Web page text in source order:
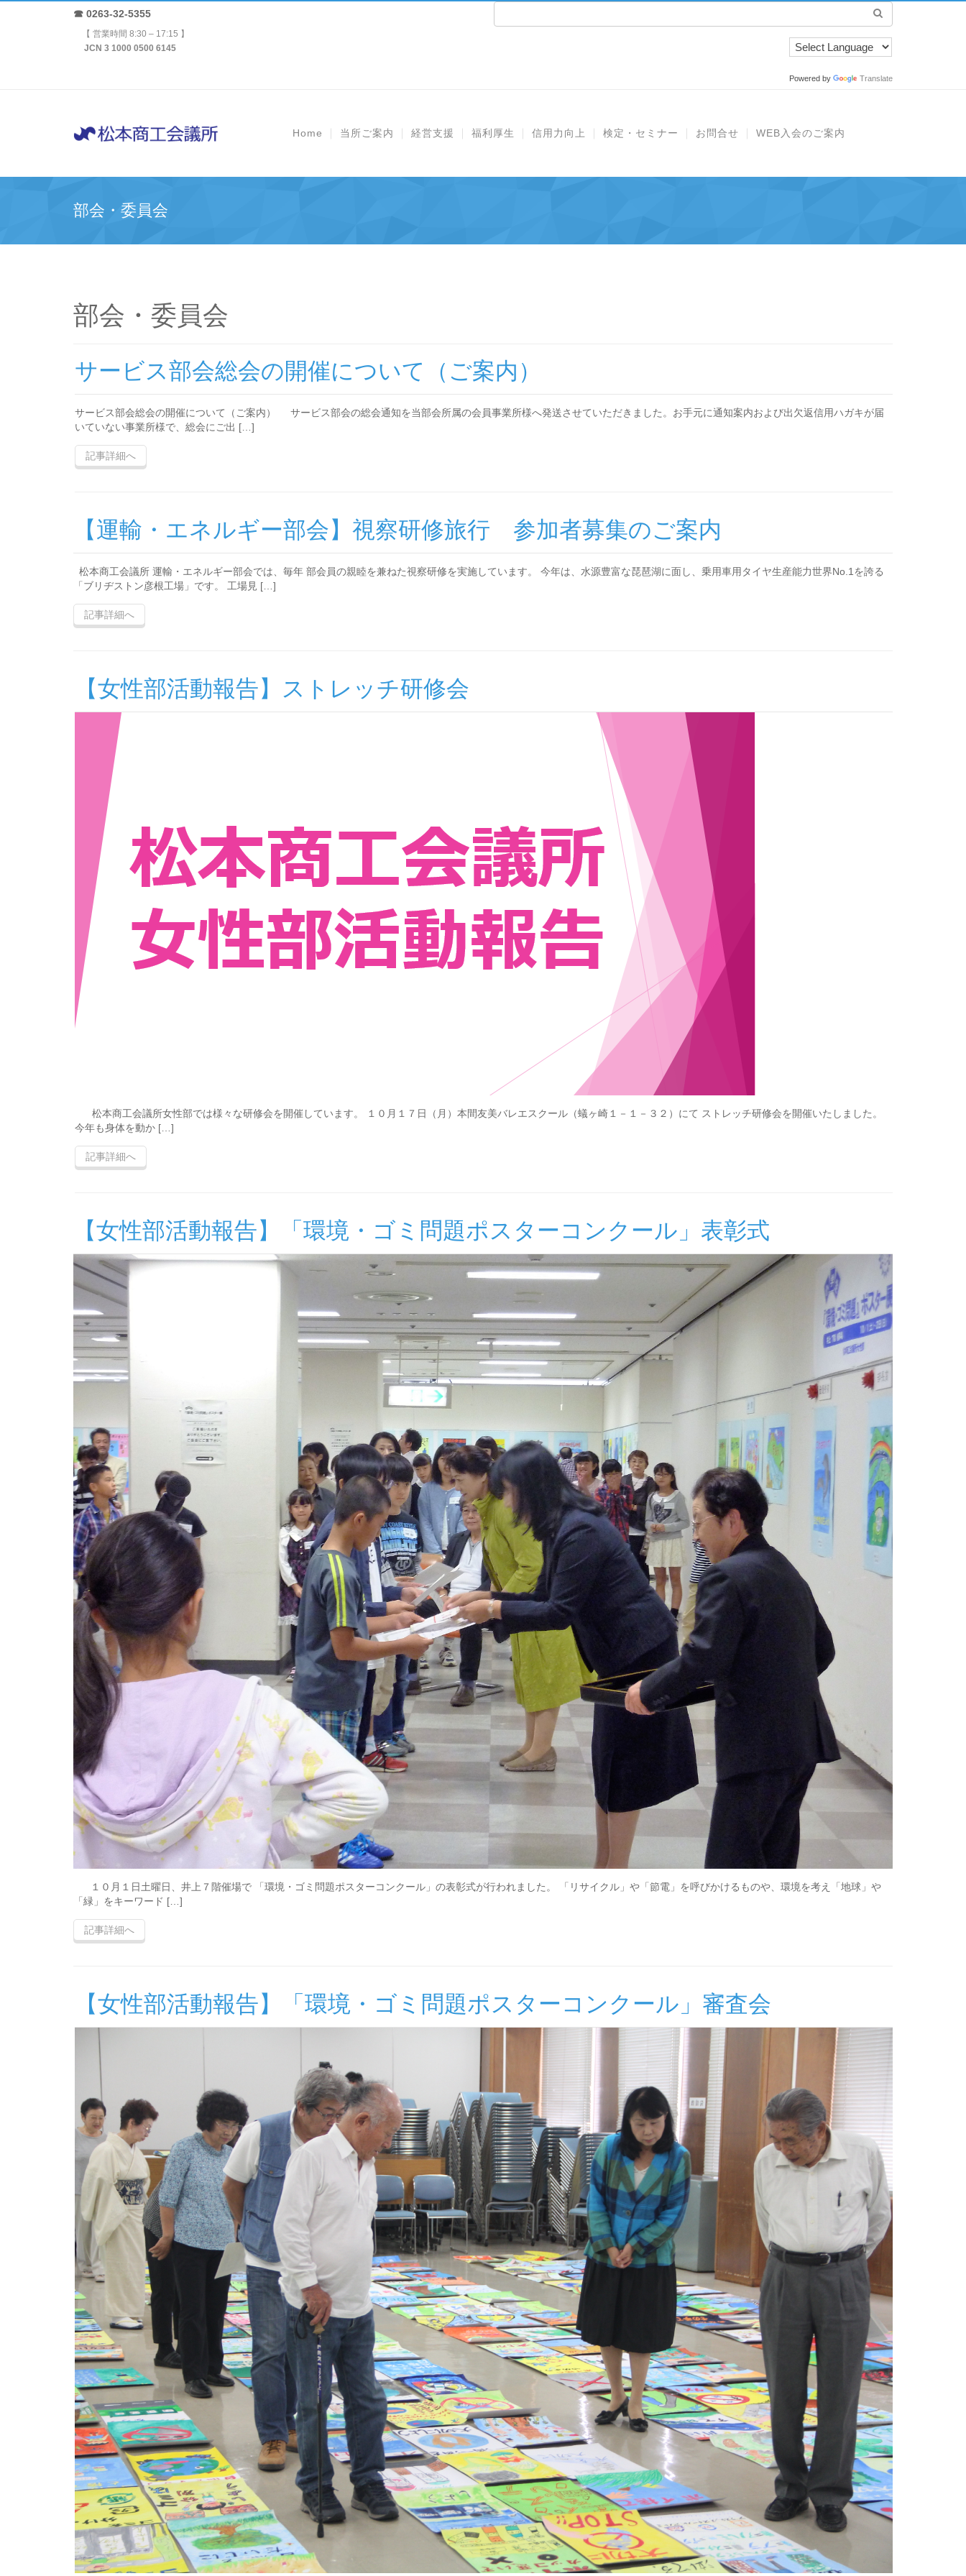
☎ 0263-32-5355
【 営業時間 8:30 – 17:15 】
JCN 3 1000 0500 6145
Powered by Translate
Home 当所ご案内 経営支援 福利厚生 信用力向上 検定・セミナー お問合せ WEB入会のご案内
部会・委員会
部会・委員会
サービス部会総会の開催について（ご案内）
サービス部会総会の開催について（ご案内） サービス部会の総会通知を当部会所属の会員事業所様へ発送させていただきました。お手元に通知案内および出欠返信用ハガキが届
いていない事業所様で、総会にご出 […]
記事詳細へ
【運輸・エネルギー部会】視察研修旅行 参加者募集のご案内
松本商工会議所 運輸・エネルギー部会では、毎年 部会員の親睦を兼ねた視察研修を実施しています。 今年は、水源豊富な琵琶湖に面し、乗用車用タイヤ生産能力世界No.1を誇る
「ブリヂストン彦根工場」です。 工場見 […]
記事詳細へ
【女性部活動報告】ストレッチ研修会
松本商工会議所女性部では様々な研修会を開催しています。 １０月１７日（月）本間友美バレエスクール（蟻ヶ崎１－１－３２）にて ストレッチ研修会を開催いたしました。
今年も身体を動か […]
記事詳細へ
【女性部活動報告】「環境・ゴミ問題ポスターコンクール」表彰式
１０月１日土曜日、井上７階催場で 「環境・ゴミ問題ポスターコンクール」の表彰式が行われました。 「リサイクル」や「節電」を呼びかけるものや、環境を考え「地球」や
「緑」をキーワード […]
記事詳細へ
【女性部活動報告】「環境・ゴミ問題ポスターコンクール」審査会